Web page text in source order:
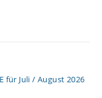
für Juli / August 2026